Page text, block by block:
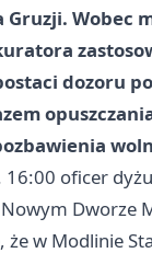
Wobec
dozoru
16:00 oficer
Dworze
że w Modlinie